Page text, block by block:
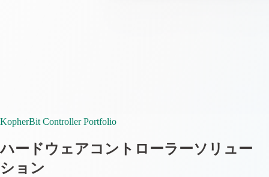
KopherBit Controller Portfolio
ハードウェアコントローラーソリュー
ション